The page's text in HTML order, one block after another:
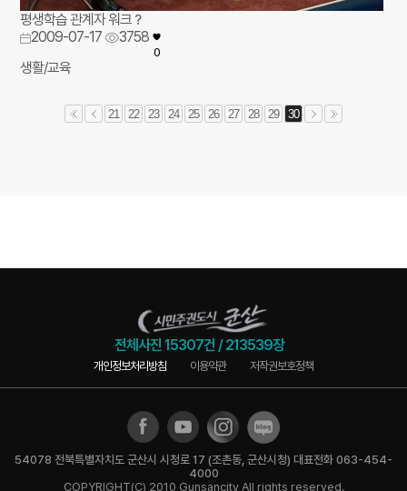
평생학습 관계자 워크？
2009-07-17
3758
0
생활/교육
21 22 23 24 25 26 27 28 29 30
전체사진 15307건 /213539장
개인정보처리방침 이용약관 저작권보호정책
54078 전북특별자치도 군산시 시청로 17 (조촌동, 군산시청) 대표전화 063-454-
4000
COPYRIGHT(C) 2010 Gunsancity All rights reserved.